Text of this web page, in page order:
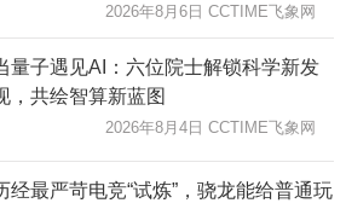
2026年8月6日 CCTIME飞象网
量子遇见AI：六位院士解锁科学新发
，共绘智算新蓝图
2026年8月4日 CCTIME飞象网
经最严苛电竞“试炼”，骁龙能给普通玩